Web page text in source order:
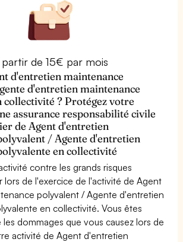
de 15€ par mois
d'entretien maintenance
d'entretien maintenance
collectivité ? Protégez votre
assurance responsabilité civile
de Agent d'entretien
/ Agente d'entretien
en collectivité
contre les grands risques
lors de l'exercice de l'activité de Agent
polyvalent / Agente d'entretien
en collectivité. Vous êtes
dommages que vous causez lors de
activité de Agent d'entretien